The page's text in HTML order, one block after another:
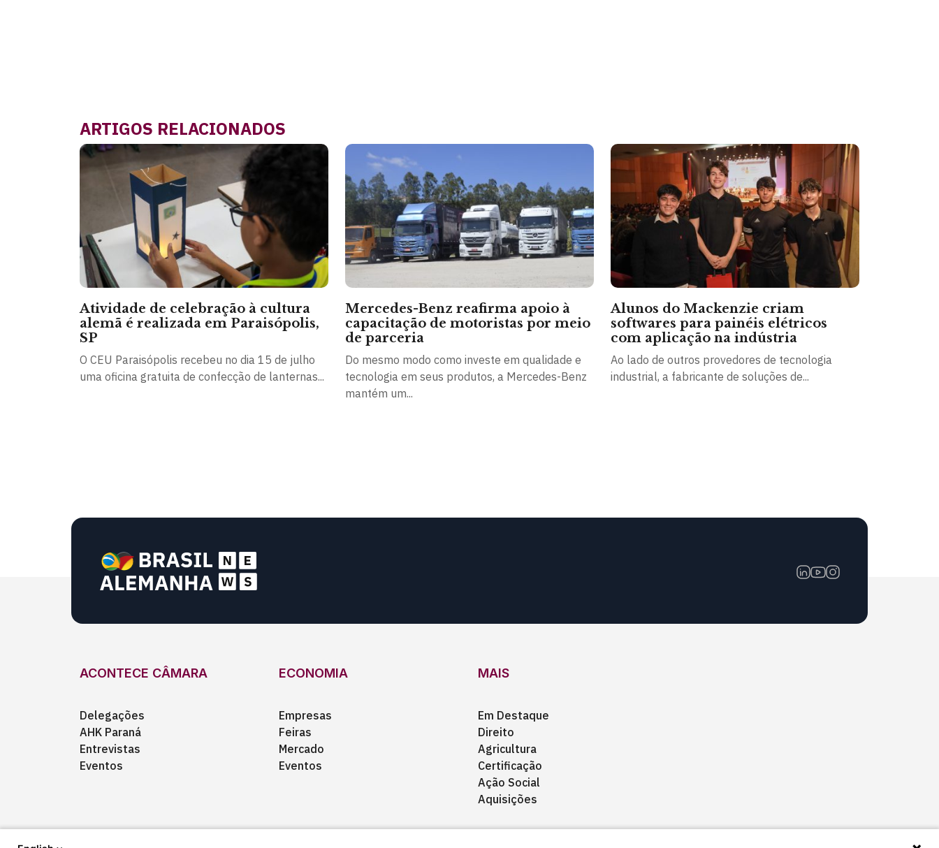
ARTIGOS RELACIONADOS
Atividade de celebração à cultura
alemã é realizada em Paraisópolis,
SP
O CEU Paraisópolis recebeu no dia 15 de julho
uma oficina gratuita de confecção de lanternas...
Mercedes-Benz reafirma apoio à
capacitação de motoristas por meio
de parceria
Do mesmo modo como investe em qualidade e
tecnologia em seus produtos, a Mercedes-Benz
mantém um...
Alunos do Mackenzie criam
softwares para painéis elétricos
com aplicação na indústria
Ao lado de outros provedores de tecnologia
industrial, a fabricante de soluções de...
ACONTECE CÂMARA
Delegações
AHK Paraná
Entrevistas
Eventos
ECONOMIA
Empresas
Feiras
Mercado
Eventos
MAIS
Em Destaque
Direito
Agricultura
Certificação
Ação Social
Aquisições